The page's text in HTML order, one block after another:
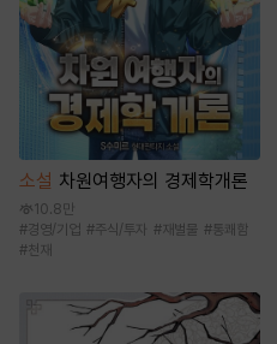
소설 차원여행자의 경제학개론
10.8만
#경영/기업 #주식/투자 # 재벌물 #통쾌함
#천재